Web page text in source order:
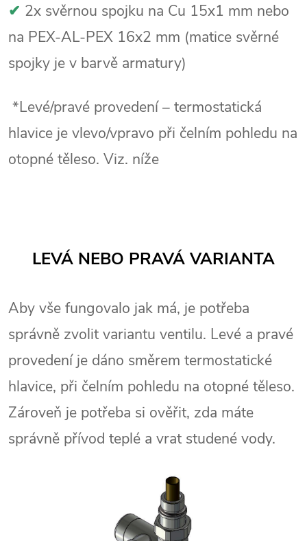
✔ 2x svěrnou spojku na Cu 15x1 mm nebo
na PEX-AL-PEX 16x2 mm (matice svěrné
spojky je v barvě armatury)
*Levé/pravé provedení – termostatická
hlavice je vlevo/vpravo při čelním pohledu na
otopné těleso. Viz. níže
LEVÁ NEBO PRAVÁ VARIANTA
Aby vše fungovalo jak má, je potřeba
správně zvolit variantu ventilu. Levé a pravé
provedení je dáno směrem termostatické
hlavice, při čelním pohledu na otopné těleso.
Zároveň je potřeba si ověřit, zda máte
správně přívod teplé a vrat studené vody.